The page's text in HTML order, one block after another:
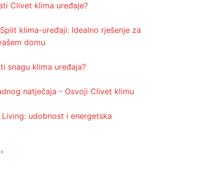
Clivet klima uređaje?
klima-uređaji: Idealno rješenje za
domu
snagu klima uređaja?
natječaja - Osvoji Clivet klimu
udobnost i energetska